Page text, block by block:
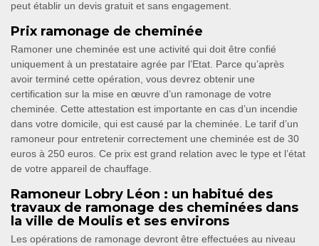
peut établir un devis gratuit et sans engagement.
Prix ramonage de cheminée
Ramoner une cheminée est une activité qui doit être confié
uniquement à un prestataire agrée par l’Etat. Parce qu’après
avoir terminé cette opération, vous devrez obtenir une
certification sur la mise en œuvre d’un ramonage de votre
cheminée. Cette attestation est importante en cas d’un incendie
dans votre domicile, qui est causé par la cheminée. Le tarif d’un
ramoneur pour entretenir correctement une cheminée est de 30
euros à 250 euros. Ce prix est grand relation avec le type et l’état
de votre appareil de chauffage.
Ramoneur Lobry Léon : un habitué des
travaux de ramonage des cheminées dans
la ville de Moulis et ses environs
Les opérations de ramonage devront être effectuées au niveau